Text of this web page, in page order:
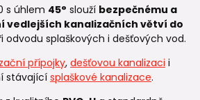
s úhlem 45° slouží bezpečnému a
vedlejších kanalizačních větví do
odvodu splaškových i dešťových vod.
přípojky, dešťovou kanalizaci i
stávající splaškové kanalizace.